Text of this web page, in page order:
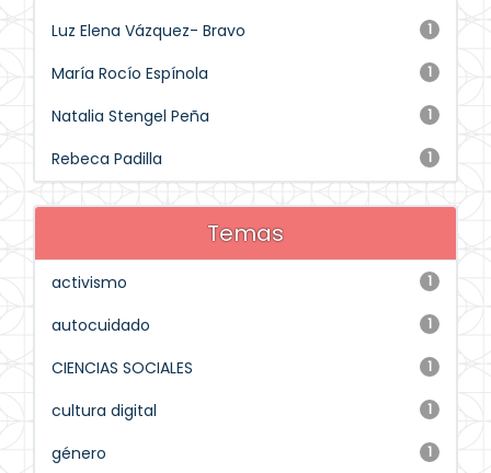
1
Luz Elena Vázquez- Bravo
1
María Rocío Espínola
1
Natalia Stengel Peña
1
Rebeca Padilla
Temas
1
activismo
1
autocuidado
1
CIENCIAS SOCIALES
1
cultura digital
1
género